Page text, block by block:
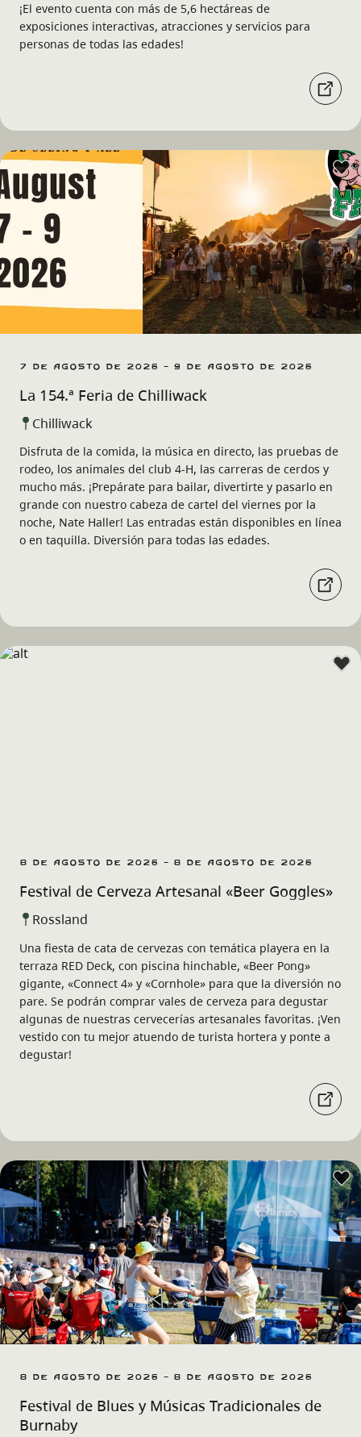
¡El evento cuenta con más de 5,6 hectáreas de
exposiciones interactivas, atracciones y servicios para
personas de todas las edades!
7 de agosto de 2026 - 9 de agosto de 2026
La 154.ª Feria de Chilliwack
Chilliwack
Disfruta de la comida, la música en directo, las pruebas de
rodeo, los animales del club 4-H, las carreras de cerdos y
mucho más. ¡Prepárate para bailar, divertirte y pasarlo en
grande con nuestro cabeza de cartel del viernes por la
noche, Nate Haller! Las entradas están disponibles en línea
o en taquilla. Diversión para todas las edades.
8 de agosto de 2026 - 8 de agosto de 2026
Festival de Cerveza Artesanal «Beer Goggles»
Rossland
Una fiesta de cata de cervezas con temática playera en la
terraza RED Deck, con piscina hinchable, «Beer Pong»
gigante, «Connect 4» y «Cornhole» para que la diversión no
pare. Se podrán comprar vales de cerveza para degustar
algunas de nuestras cervecerías artesanales favoritas. ¡Ven
vestido con tu mejor atuendo de turista hortera y ponte a
degustar!
8 de agosto de 2026 - 8 de agosto de 2026
Festival de Blues y Músicas Tradicionales de
Burnaby